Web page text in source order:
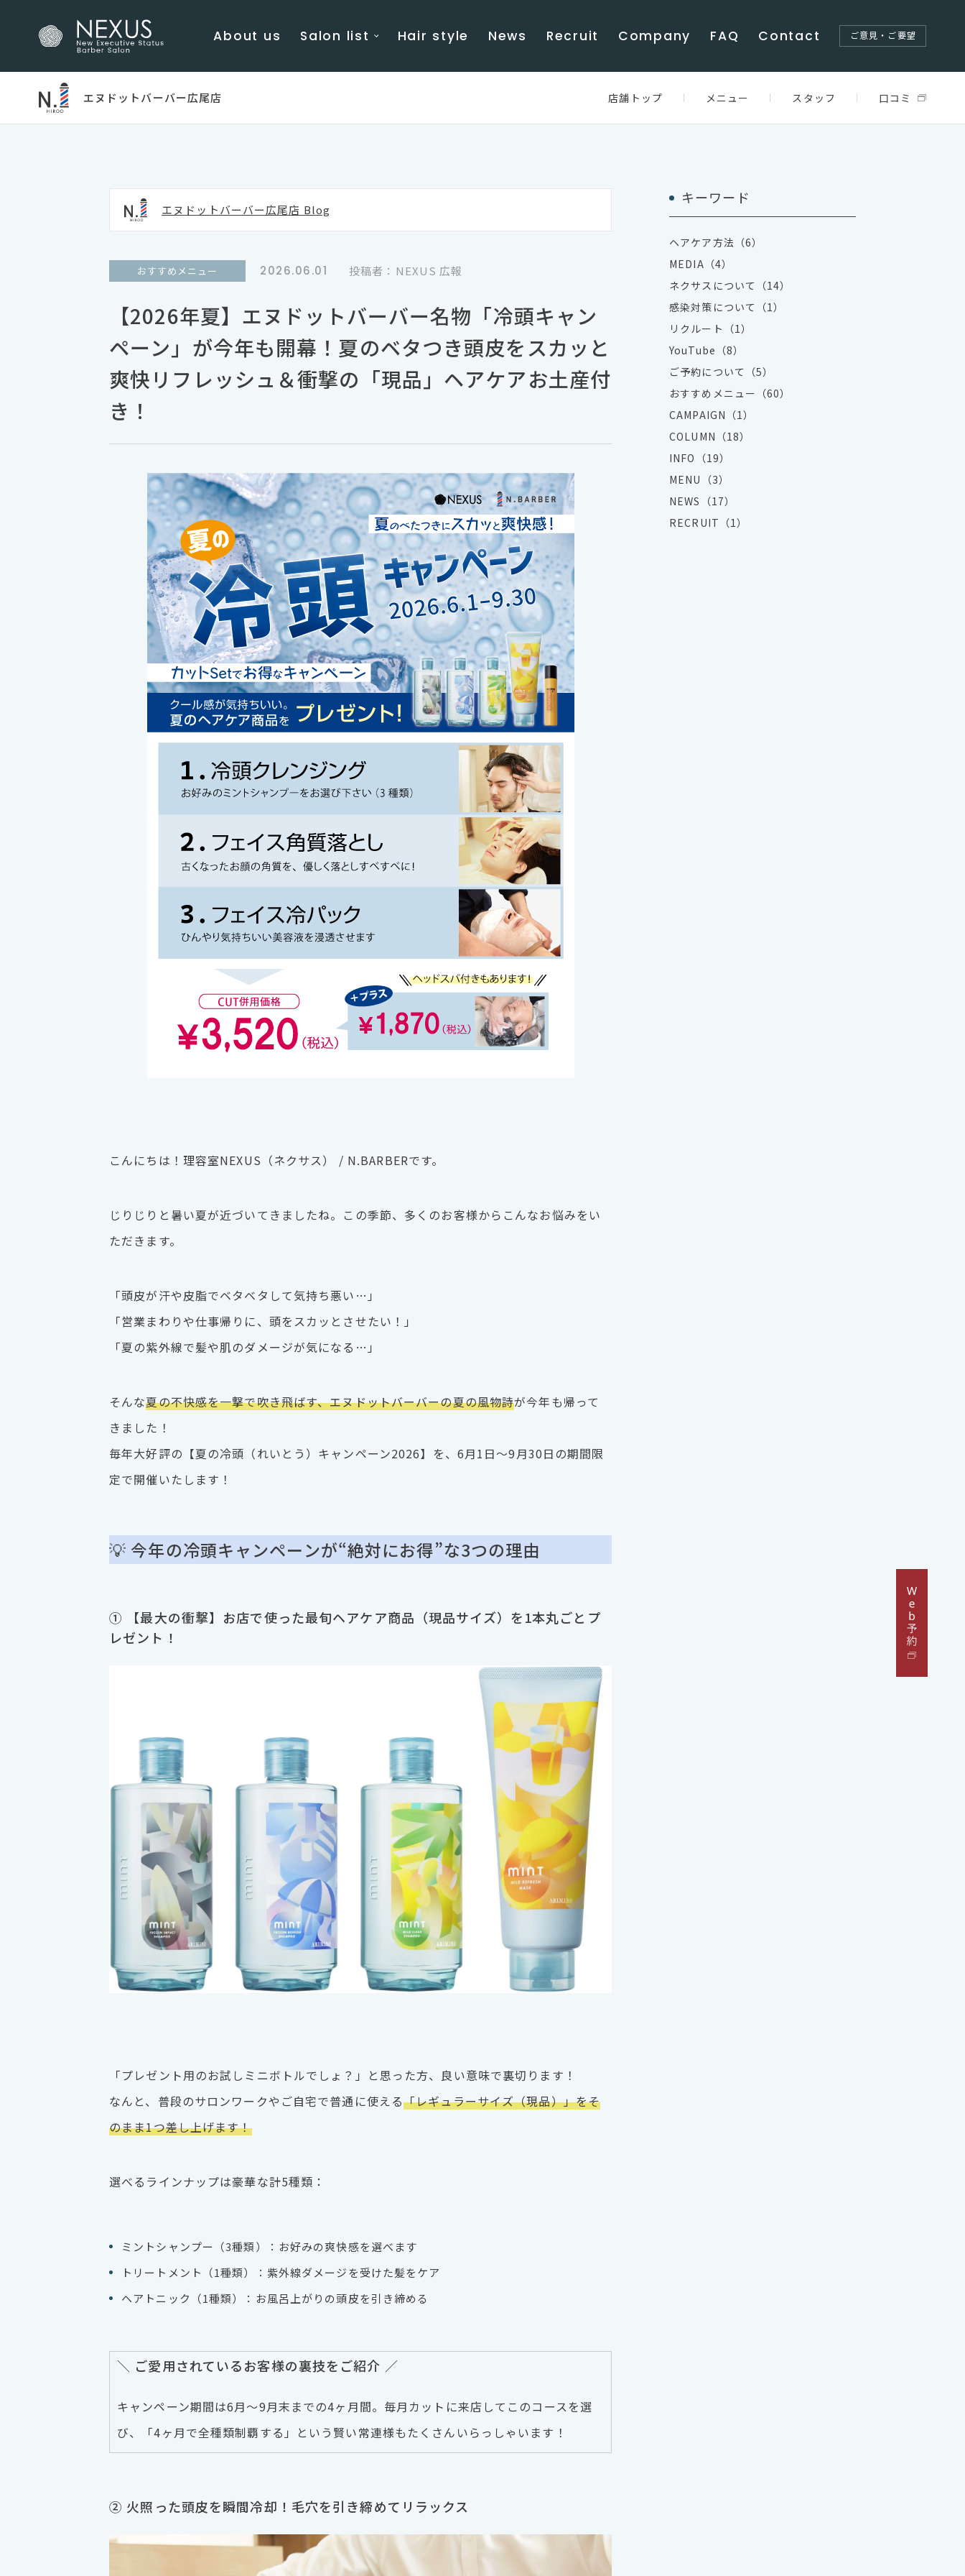
About us Salon list Hair style News Recruit Company FAQ Contact ご意見・ご要望
エヌドットバーバー広尾店 Blog
【2026年夏】エヌドットバーバー名物「冷頭キャン
ペーン」が今年も開幕！夏のベタつき頭皮をスカッと
爽快リフレッシュ＆衝撃の「現品」ヘアケアお土産付
き！
おすすめメニュー 2026.06.01 投稿者：NEXUS 広報
こんにちは！理容室NEXUS（ネクサス） / N.BARBERです。
じりじりと暑い夏が近づいてきましたね。この季節、多くのお客様からこんなお悩みをい
ただきます。
「頭皮が汗や皮脂でベタベタして気持ち悪い…」
「営業まわりや仕事帰りに、頭をスカッとさせたい！」
「夏の紫外線で髪や肌のダメージが気になる…」
そんな夏の不快感を一撃で吹き飛ばす、エヌドットバーバーの夏の風物詩が今年も帰って
きました！
毎年大好評の【夏の冷頭（れいとう）キャンペーン2026】を、6月1日〜9月30日の期間限
定で開催いたします！
💡 今年の冷頭キャンペーンが“絶対にお得”な3つの理由
① 【最大の衝撃】お店で使った最旬ヘアケア商品（現品サイズ）を1本丸ごとプ
レゼント！
「プレゼント用のお試しミニボトルでしょ？」と思った方、良い意味で裏切ります！
なんと、普段のサロンワークやご自宅で普通に使える「レギュラーサイズ（現品）」をそ
のまま1つ差し上げます！
選べるラインナップは豪華な計5種類：
ミントシャンプー（3種類）：お好みの爽快感を選べます
トリートメント（1種類）：紫外線ダメージを受けた髪をケア
ヘアトニック（1種類）：お風呂上がりの頭皮を引き締める
＼ ご愛用されているお客様の裏技をご紹介 ／
キャンペーン期間は6月〜9月末までの4ヶ月間。毎月カットに来店してこのコースを選
び、「4ヶ月で全種類制覇する」という賢い常連様もたくさんいらっしゃいます！
② 火照った頭皮を瞬間冷却！毛穴を引き締めてリラックス
キーワード
ヘアケア方法（6）
MEDIA（4）
ネクサスについて（14）
感染対策について（1）
リクルート（1）
YouTube（8）
ご予約について（5）
おすすめメニュー（60）
CAMPAIGN（1）
COLUMN（18）
INFO（19）
MENU（3）
NEWS（17）
RECRUIT（1）
エヌドットバーバー広尾店 店舗トップ メニュー スタッフ 口コミ